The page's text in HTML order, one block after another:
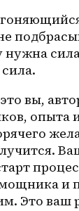
нужна
вы,
опыта
и
Это ваш